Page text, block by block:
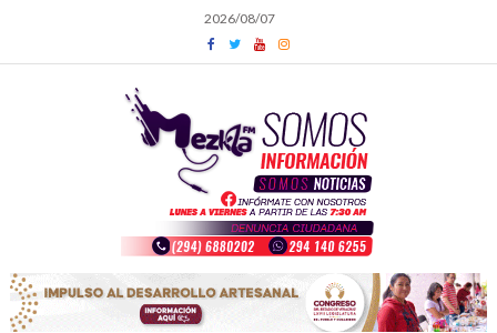
content
2026/08/07